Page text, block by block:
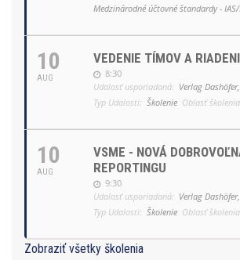
Medzinárodné účtovné štandardy - IAS/
10
AUG
VEDENIE TÍMOV A
8:30
Udalosť usporiadaná: Verlag
Typ Udalosti: Školenie Oblasť
10
AUG
VSME - NOVÁ
REPORTINGU
9:30
Udalosť usporiadaná: Verlag
Typ Udalosti: Školenie Oblasť
Zobraziť všetky školenia